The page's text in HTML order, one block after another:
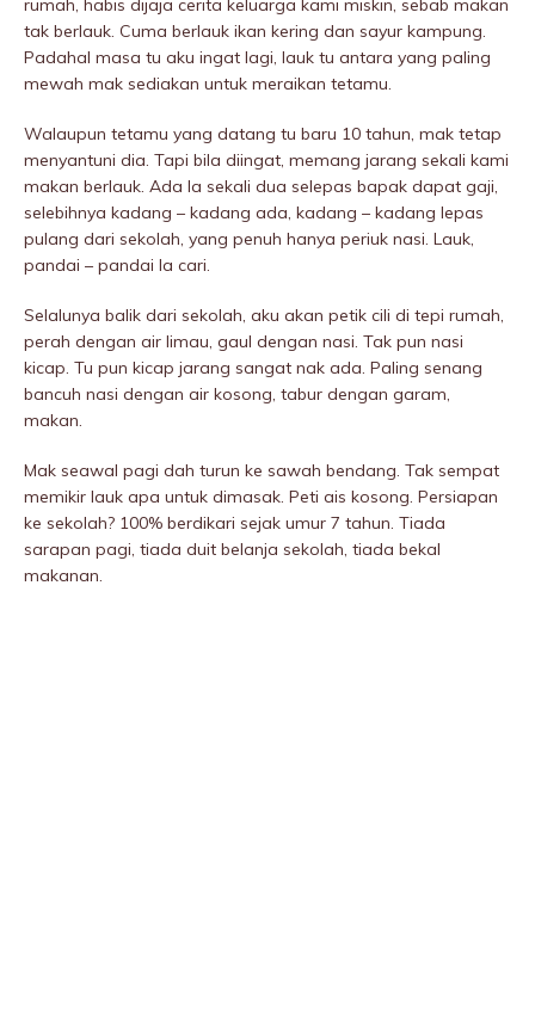
rumah, habis dijaja cerita keluarga kami miskin, sebab makan
tak berlauk. Cuma berlauk ikan kering dan sayur kampung.
Padahal masa tu aku ingat lagi, lauk tu antara yang paling
mewah mak sediakan untuk meraikan tetamu.
Walaupun tetamu yang datang tu baru 10 tahun, mak tetap
menyantuni dia. Tapi bila diingat, memang jarang sekali kami
makan berlauk. Ada la sekali dua selepas bapak dapat gaji,
selebihnya kadang – kadang ada, kadang – kadang lepas
pulang dari sekolah, yang penuh hanya periuk nasi. Lauk,
pandai – pandai la cari.
Selalunya balik dari sekolah, aku akan petik cili di tepi rumah,
perah dengan air limau, gaul dengan nasi. Tak pun nasi
kicap. Tu pun kicap jarang sangat nak ada. Paling senang
bancuh nasi dengan air kosong, tabur dengan garam,
makan.
Mak seawal pagi dah turun ke sawah bendang. Tak sempat
memikir lauk apa untuk dimasak. Peti ais kosong. Persiapan
ke sekolah? 100% berdikari sejak umur 7 tahun. Tiada
sarapan pagi, tiada duit belanja sekolah, tiada bekal
makanan.